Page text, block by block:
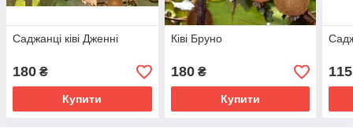
Саджанці ківі Дженні
180 ₴
Купити
Ківі Бруно
180₴
Купити
115